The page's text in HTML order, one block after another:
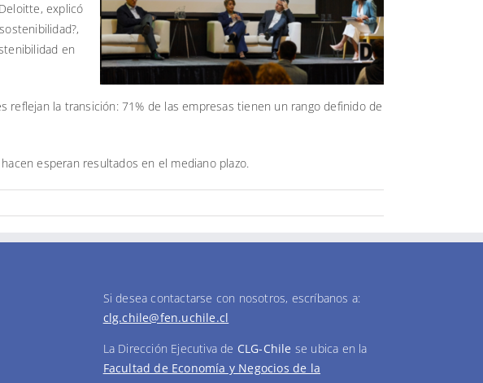
explicó
en
la transición: 71% de las empresas tienen un rango definido de
esperan resultados en el mediano plazo.
Si desea contactarse con nosotros, escríbanos a:
clg.chile@fen.uchile.cl
La Dirección Ejecutiva de CLG-Chile se ubica en la
Facultad de Economía y Negocios de la